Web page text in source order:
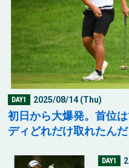
DAY1 2025/08/14 (Thu)
初日から大爆発。首位
ディどれだけ取れたんだ
DAY1